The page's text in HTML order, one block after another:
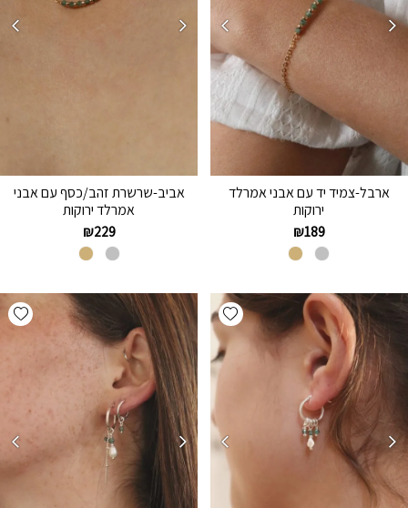
ארבל-צמיד יד עם אבני אמרלד
ירוקות
₪189
אביב-שרשרת זהב/כסף עם אבני
אמרלד ירוקות
₪229
Add wishlist